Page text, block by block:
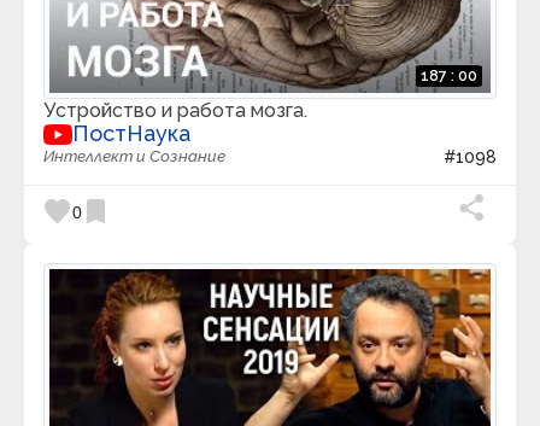
187 : 00
Устройство и работа мозга.
ПостНаука
Интеллект и Сознание #1098
favorite0 bookmark